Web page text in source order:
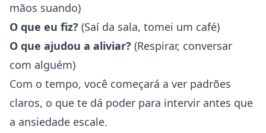
mãos suando)
O que eu fiz? (Saí da sala, tomei um café)
O que ajudou a aliviar? (Respirar, conversar
com alguém)
Com o tempo, você começará a ver padrões
claros, o que te dá poder para intervir antes que
a ansiedade escale.